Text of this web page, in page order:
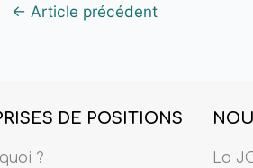
← Article précédent
DE POSITIONS
?
La